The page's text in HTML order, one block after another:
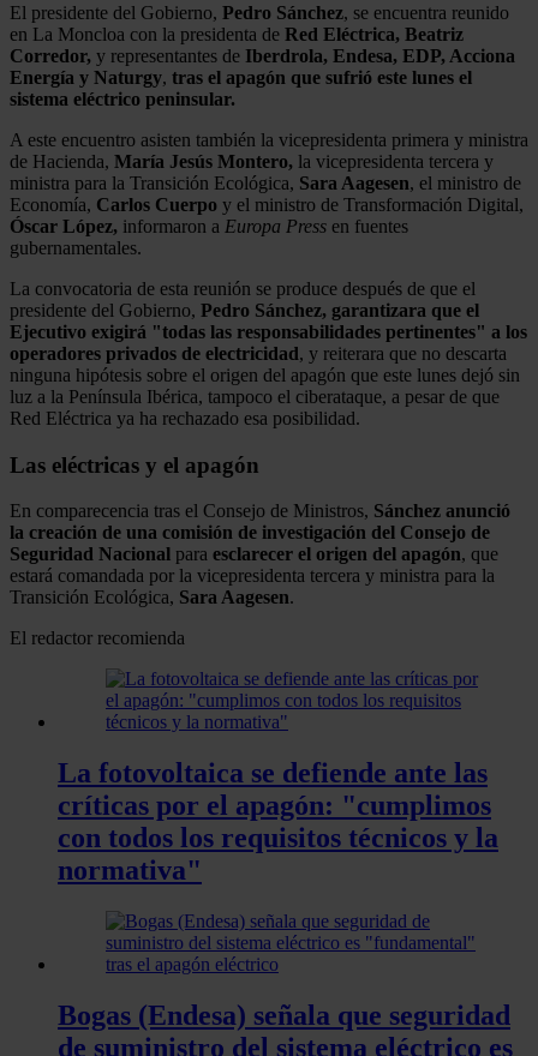
El presidente del Gobierno, Pedro Sánchez, se encuentra reunido
en La Moncloa con la presidenta de Red Eléctrica, Beatriz
Corredor, y representantes de Iberdrola, Endesa, EDP, Acciona
Energía y Naturgy, tras el apagón que sufrió este lunes el
sistema eléctrico peninsular.
A este encuentro asisten también la vicepresidenta primera y ministra
de Hacienda, María Jesús Montero, la vicepresidenta tercera y
ministra para la Transición Ecológica, Sara Aagesen, el ministro de
Economía, Carlos Cuerpo y el ministro de Transformación Digital,
Óscar López, informaron a Europa Press en fuentes
gubernamentales.
La convocatoria de esta reunión se produce después de que el
presidente del Gobierno, Pedro Sánchez, garantizara que el
Ejecutivo exigirá "todas las responsabilidades pertinentes" a los
operadores privados de electricidad, y reiterara que no descarta
ninguna hipótesis sobre el origen del apagón que este lunes dejó sin
luz a la Península Ibérica, tampoco el ciberataque, a pesar de que
Red Eléctrica ya ha rechazado esa posibilidad.
Las eléctricas y el apagón
En comparecencia tras el Consejo de Ministros, Sánchez anunció
la creación de una comisión de investigación del Consejo de
Seguridad Nacional para esclarecer el origen del apagón, que
estará comandada por la vicepresidenta tercera y ministra para la
Transición Ecológica, Sara Aagesen.
El redactor recomienda
La fotovoltaica se defiende ante las
críticas por el apagón: "cumplimos
con todos los requisitos técnicos y la
normativa"
Bogas (Endesa) señala que seguridad
de suministro del sistema eléctrico es